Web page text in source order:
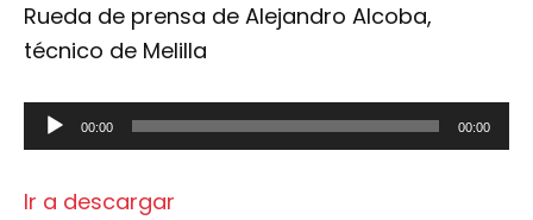
Rueda de prensa de Alejandro Alcoba,
técnico de Melilla
Reproductor
de
audio
00:00 00:00
Ir a descargar